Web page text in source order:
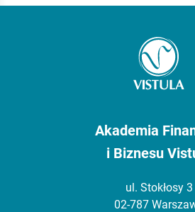
Akademia
i Biznesu
ul. Stokłosy 3
02-787